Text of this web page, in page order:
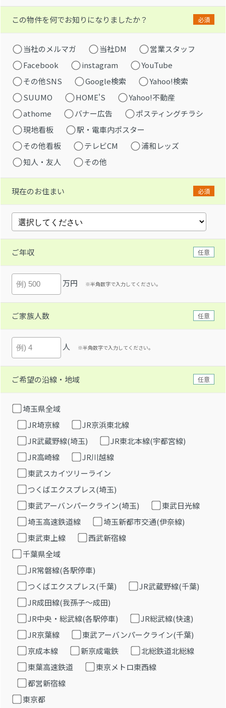
この物件を何でお知りになりましたか？ 必須
当社のメルマガ 当社DM
営業スタッフ
Facebook
instagram
YouTube
その他SNS
Google検索
Yahoo!検索
SUUMO
HOME'S
Yahoo!不動産
athome
バナー広告
ポスティングチラシ
現地看板
駅・電車内ポスター
その他看板
テレビCM
浦和レッズ
知人・友人
その他
現在のお住まい 必須
ご年収 任意
万円 ※半角数字で入力してください。
ご家族人数 任意
人 ※半角数字で入力してください。
ご希望の沿線・地域 任意
埼玉県全域
JR埼京線
JR京浜東北線
JR武蔵野線(埼玉)
JR東北本線(宇都宮線)
JR高崎線
JR川越線
東武スカイツリーライン
つくばエクスプレス(埼玉)
東武アーバンパークライン(埼玉)
東武日光線
埼玉高速鉄道線
埼玉新都市交通(伊奈線)
東武東上線
西武新宿線
千葉県全域
JR常磐線(各駅停車)
つくばエクスプレス(千葉)
JR武蔵野線(千葉)
JR成田線(我孫子～成田)
JR中央・総武線(各駅停車)
JR総武線(快速)
JR京葉線
東武アーバンパークライン(千葉)
京成本線
新京成電鉄
北総鉄道北総線
東葉高速鉄道
東京メトロ東西線
都営新宿線
東京都